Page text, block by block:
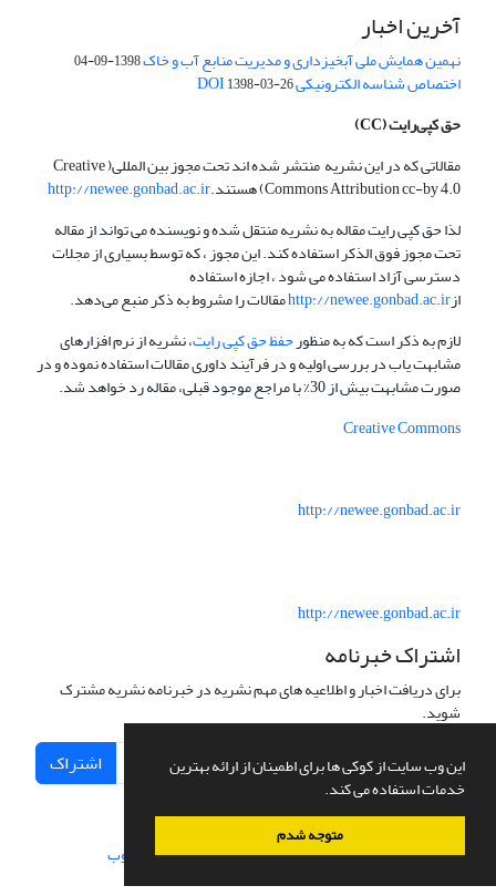
این وب سایت از کوکی ها برای اطمینان از ارائه بهترین
خدمات استفاده می کند.
متوجه شدم
آخرین اخبار
نهمین همایش ملی آبخیزداری و مدیریت منابع آب و خاک1398-09-04
اختصاص شناسه الکترونیکی DOI1398-03-26
حق کپی‌رایت(CC)
مقالاتی که در این نشریه منتشر شده اند تحت مجوز بین المللی( Creative
Commons Attribution cc-by 4.0) هستند.
http://newee.gonbad.ac.ir
لذا حق کپی رایت مقاله به نشریه منتقل شده و نویسنده می تواند از مقاله
تحت مجوز فوق الذکر استفاده کند. این مجوز ، که توسط بسیاری از مجلات
دسترسی آزاد استفاده می شود ، اجازه استفاده
ازhttp://newee.gonbad.ac.irمقالات را مشروط به ذکر منبع می‌دهد.
لازم به ذکر است که به منظورحفظ حق کپی رایت، نشریه از نرم افزارهای
مشابهت یاب در بررسی اولیه و در فرآیند داوری مقالات استفاده نموده و در
صورت مشابهت بیش از 30% با مراجع موجود قبلی، مقاله رد خواهد شد.
Creative Commons
http://newee.gonbad.ac.ir
http://newee.gonbad.ac.ir
اشتراک خبرنامه
برای دریافت اخبار و اطلاعیه های مهم نشریه در خبرنامه نشریه مشترک
شوید.
اشتراک
سامانه مدیریت نشریات علمی.طراحی و پیاده سازی از سیناوب